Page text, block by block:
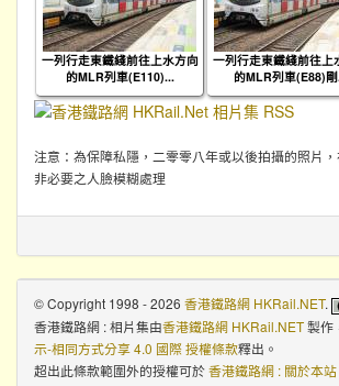
一列行走東鐵綫前往上水方向
的MLR列車(E110)...
一列行走東鐵綫前往上
的MLR列車(E88)
注意：為保障私隱，二零零八年或以後拍攝的照片
非必要之人臉模糊處理
© Copyright 1998 - 2026 香港鐵路網 HKRail.NET.
香港鐵路網 : 相片集由香港鐵路網 HKRail.NET製作
示-相同方式分享 4.0 國際 授權條款釋出。
超出此條款範圍外的授權可於香港鐵路網 : 關於本